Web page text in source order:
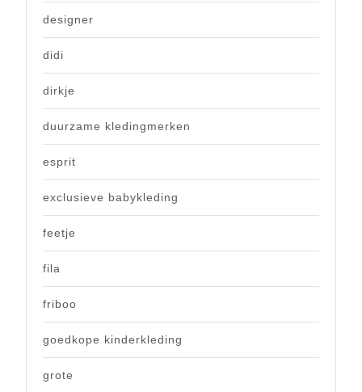
designer
didi
dirkje
duurzame kledingmerken
esprit
exclusieve babykleding
feetje
fila
friboo
goedkope kinderkleding
grote